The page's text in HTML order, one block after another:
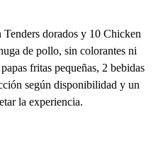
dorados y 10 Chicken
de pollo, sin colorantes ni
fritas pequeñas, 2 bebidas
según disponibilidad y un
la experiencia.